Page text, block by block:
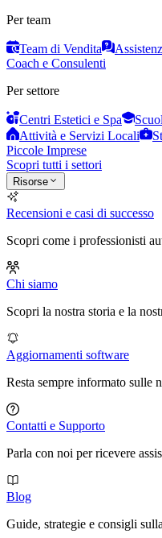
Per team
Team di Vendita
Coach e Consulenti
Per settore
Centri Estetici e Spa
Attività e Servizi Locali
Piccole Imprese
Scopri tutti i settori
Risorse
Recensioni e casi di successo
Scopri come i professionisti
Chi siamo
Scopri la nostra storia e la
Aggiornamenti software
Resta sempre informato sulle
Contatti e Supporto
Parla con noi per ricevere
Blog
Guide, strategie e consigli